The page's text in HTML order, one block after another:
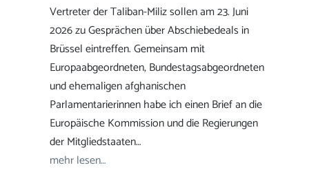
Vertreter der Taliban-Miliz sollen am 23. Juni
2026 zu Gesprächen über Abschiebedeals in
Brüssel eintreffen. Gemeinsam mit
Europaabgeordneten, Bundestagsabgeordneten
und ehemaligen afghanischen
Parlamentarierinnen habe ich einen Brief an die
Europäische Kommission und die Regierungen
der Mitgliedstaaten…
mehr lesen…